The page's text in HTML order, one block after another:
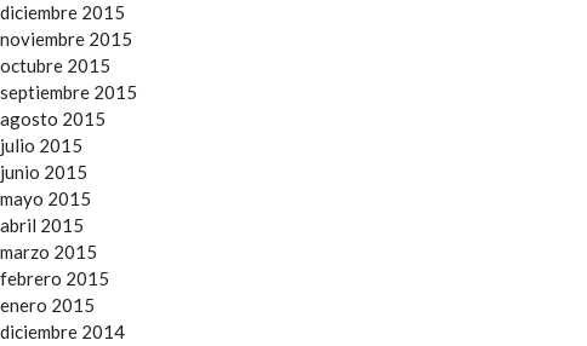
diciembre 2015
noviembre 2015
octubre 2015
septiembre 2015
agosto 2015
julio 2015
junio 2015
mayo 2015
abril 2015
marzo 2015
febrero 2015
enero 2015
diciembre 2014